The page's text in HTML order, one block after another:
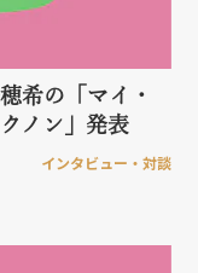
希の「マイ・
ノン」発表
インタビュー・対談